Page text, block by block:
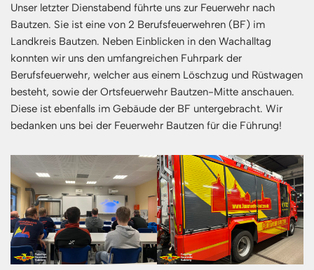
Unser letzter Dienstabend führte uns zur Feuerwehr nach
Bautzen. Sie ist eine von 2 Berufsfeuerwehren (BF) im
Landkreis Bautzen. Neben Einblicken in den Wachalltag
konnten wir uns den umfangreichen Fuhrpark der
Berufsfeuerwehr, welcher aus einem Löschzug und Rüstwagen
besteht, sowie der Ortsfeuerwehr Bautzen-Mitte anschauen.
Diese ist ebenfalls im Gebäude der BF untergebracht. Wir
bedanken uns bei der Feuerwehr Bautzen für die Führung!